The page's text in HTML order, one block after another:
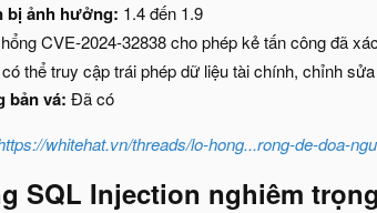
bị ảnh hưởng: 1.4 đến 1.9
CVE-2024-32838 cho phép kẻ tấn công đã
thể truy cập trái phép dữ liệu tài chính, chỉnh
bản vá: Đã có
whitehat.vn/threads/lo-hong...rong-de-doa-
SQL Injection nghiêm